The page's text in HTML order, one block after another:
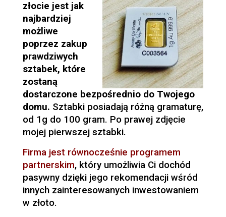
złocie jest jak
najbardziej
możliwe
poprzez zakup
prawdziwych
sztabek, które
zostaną
dostarczone bezpośrednio do Twojego
domu. Sztabki posiadają różną gramaturę,
od 1g do 100 gram. Po prawej zdjęcie
mojej pierwszej sztabki.
Firma jest równocześnie programem
partnerskim, który umożliwia Ci dochód
pasywny dzięki jego rekomendacji wśród
innych zainteresowanych inwestowaniem
w złoto.